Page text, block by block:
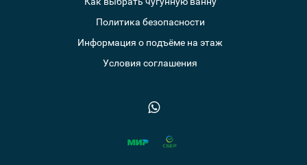
Политика безопасности
Информация о подъёме на этаж
Условия соглашения